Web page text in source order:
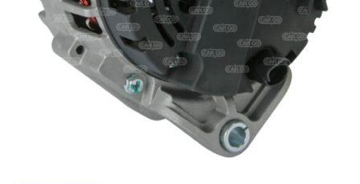
Techniek Blog
Nederlands